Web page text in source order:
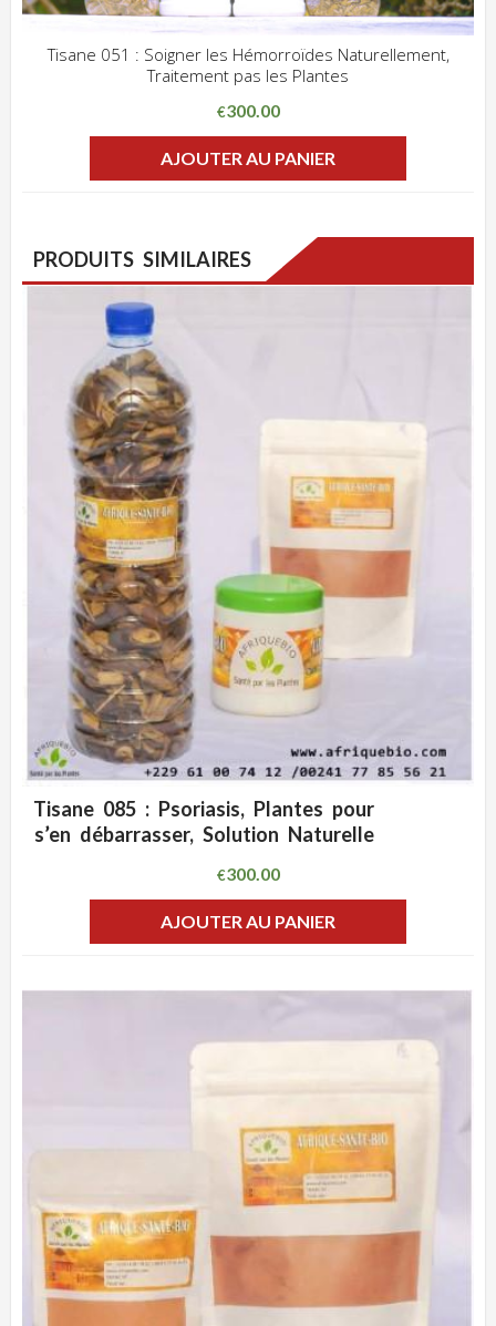
ADD WISHLIST
Tisane 051 : Soigner les Hémorroïdes Naturellement,
Traitement pas les Plantes
€300.00
AJOUTER AU PANIER
PRODUITS SIMILAIRES
ADD WISHLIST
Tisane 085 : Psoriasis, Plantes pour
s’en débarrasser, Solution Naturelle
€300.00
AJOUTER AU PANIER